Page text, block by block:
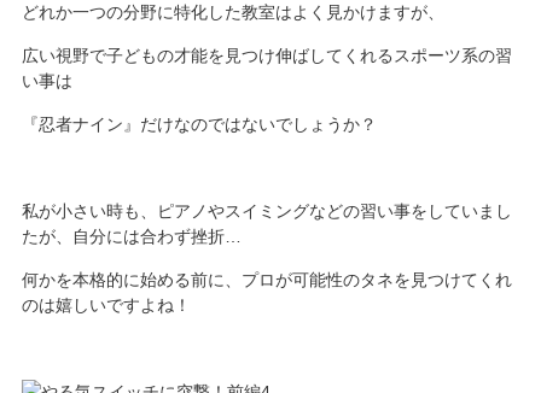
どれか一つの分野に特化した教室はよく見かけますが、
広い視野で子どもの才能を見つけ伸ばしてくれるスポーツ系の習
い事は
『忍者ナイン』だけなのではないでしょうか？
私が小さい時も、ピアノやスイミングなどの習い事をしていまし
たが、自分には合わず挫折…
何かを本格的に始める前に、プロが可能性のタネを見つけてくれ
のは嬉しいですよね！